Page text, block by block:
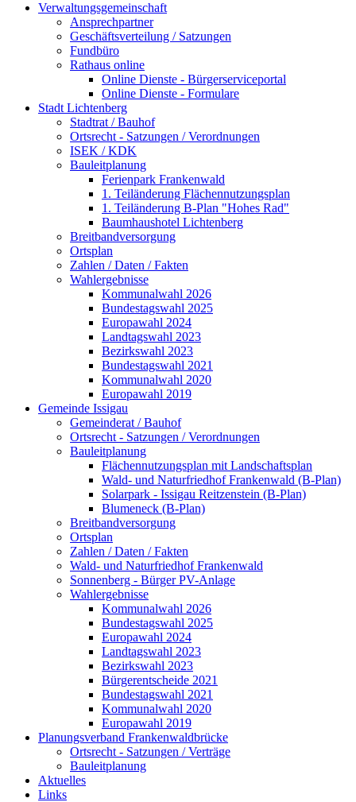
Verwaltungsgemeinschaft
Ansprechpartner
Geschäftsverteilung / Satzungen
Fundbüro
Rathaus online
Online Dienste - Bürgerserviceportal
Online Dienste - Formulare
Stadt Lichtenberg
Stadtrat / Bauhof
Ortsrecht - Satzungen / Verordnungen
ISEK / KDK
Bauleitplanung
Ferienpark Frankenwald
1. Teiländerung Flächennutzungsplan
1. Teiländerung B-Plan "Hohes Rad"
Baumhaushotel Lichtenberg
Breitbandversorgung
Ortsplan
Zahlen / Daten / Fakten
Wahlergebnisse
Kommunalwahl 2026
Bundestagswahl 2025
Europawahl 2024
Landtagswahl 2023
Bezirkswahl 2023
Bundestagswahl 2021
Kommunalwahl 2020
Europawahl 2019
Gemeinde Issigau
Gemeinderat / Bauhof
Ortsrecht - Satzungen / Verordnungen
Bauleitplanung
Flächennutzungsplan mit Landschaftsplan
Wald- und Naturfriedhof Frankenwald (B-Plan)
Solarpark - Issigau Reitzenstein (B-Plan)
Blumeneck (B-Plan)
Breitbandversorgung
Ortsplan
Zahlen / Daten / Fakten
Wald- und Naturfriedhof Frankenwald
Sonnenberg - Bürger PV-Anlage
Wahlergebnisse
Kommunalwahl 2026
Bundestagswahl 2025
Europawahl 2024
Landtagswahl 2023
Bezirkswahl 2023
Bürgerentscheide 2021
Bundestagswahl 2021
Kommunalwahl 2020
Europawahl 2019
Planungsverband Frankenwaldbrücke
Ortsrecht - Satzungen / Verträge
Bauleitplanung
Aktuelles
Links